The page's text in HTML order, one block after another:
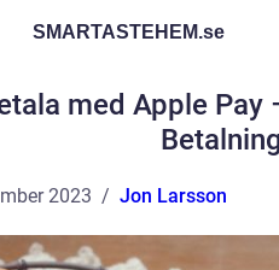
SMARTASTEHEM.se
med Apple Pay
2023 Jon Larsson